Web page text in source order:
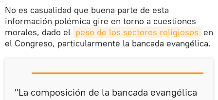
No es casualidad que buena parte de esta
información polémica gire en torno a cuestiones
morales, dado el peso de los sectores religiosos en
el Congreso, particularmente la bancada evangélica.
"La composición de la bancada evangélica